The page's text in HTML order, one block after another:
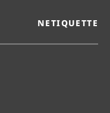
NETIQUETTE